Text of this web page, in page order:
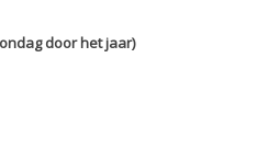
door het jaar)